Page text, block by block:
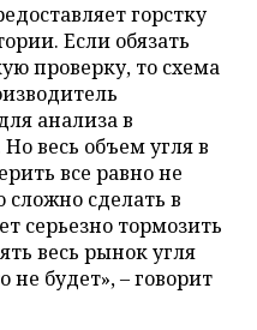
горстку
Если обязать
проверку, то схема
анализа в
весь объем угля в
все равно не
сложно сделать в
серьезно тормозить
весь рынок угля
будет», – говорит